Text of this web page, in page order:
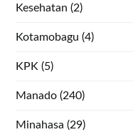
Kesehatan (2)
Kotamobagu (4)
KPK (5)
Manado (240)
Minahasa (29)